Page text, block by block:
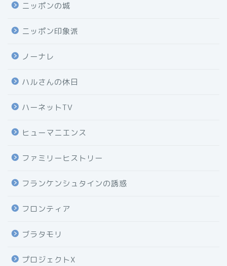
ニッポンの城
ニッポン印象派
ノーナレ
ハルさんの休日
ハーネットTV
ヒューマニエンス
ファミリーヒストリー
フランケンシュタインの誘惑
フロンティア
ブラタモリ
プロジェクトX